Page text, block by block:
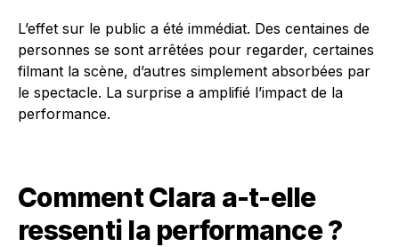
L’effet sur le public a été immédiat. Des centaines de
personnes se sont arrêtées pour regarder, certaines
filmant la scène, d’autres simplement absorbées par
le spectacle. La surprise a amplifié l’impact de la
performance.
Comment Clara a-t-elle
ressenti la performance ?